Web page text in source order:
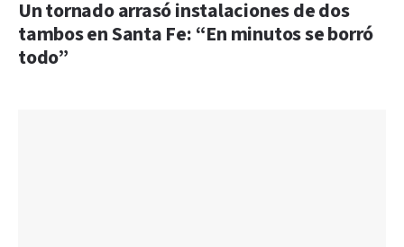
Un tornado arrasó instalaciones de dos
tambos en Santa Fe: “En minutos se borró
todo”